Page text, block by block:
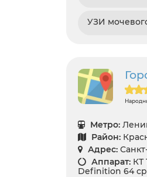
УЗИ
Метро:
Район:
Адрес:
Аппарат: КТ
Definition 64